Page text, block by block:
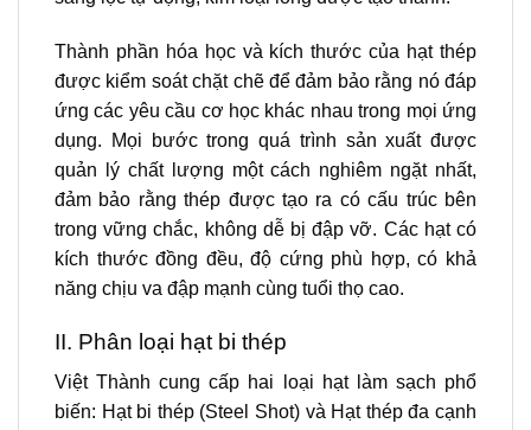
Thành phần hóa học và kích thước của hạt thép
được kiểm soát chặt chẽ để đảm bảo rằng nó đáp
ứng các yêu cầu cơ học khác nhau trong mọi ứng
dụng. Mọi bước trong quá trình sản xuất được
quản lý chất lượng một cách nghiêm ngặt nhất,
đảm bảo rằng thép được tạo ra có cấu trúc bên
trong vững chắc, không dễ bị đập vỡ. Các hạt có
kích thước đồng đều, độ cứng phù hợp, có khả
năng chịu va đập mạnh cùng tuổi thọ cao.
II. Phân loại hạt bi thép
Việt Thành cung cấp hai loại hạt làm sạch phổ
biến: Hạt bi thép (Steel Shot) và Hạt thép đa cạnh